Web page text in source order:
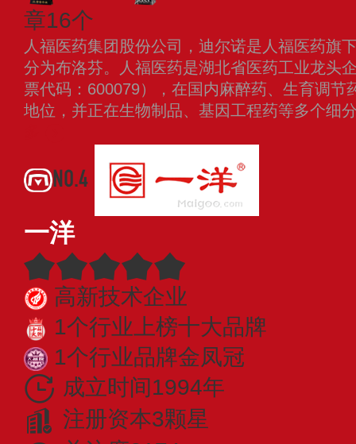
章16个
人福医药集团股份公司，迪尔诺是人福医药旗
分为布洛芬。人福医药是湖北省医药工业龙头
票代码：600079），在国内麻醉药、生育调节
地位，并正在生物制品、基因工程药等多个细
NO.4
一洋
高新技术企业
1个行业上榜十大品牌
1个行业品牌金凤冠
成立时间1994年
注册资本3颗星